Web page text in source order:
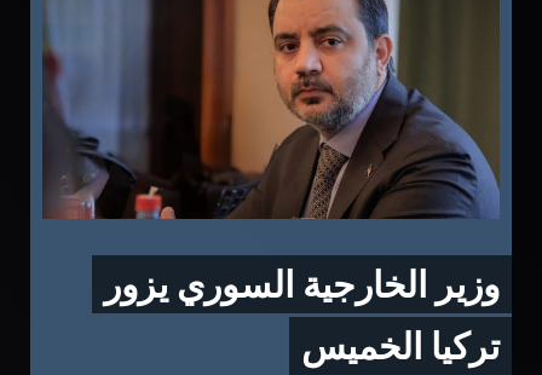
وزير الخارجية السوري يزور
تركيا الخميس